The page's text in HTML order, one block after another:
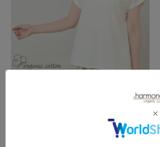
オーガニックコットン 葛和紙天